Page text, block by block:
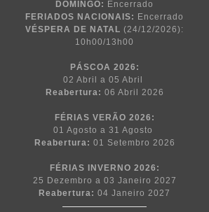
DOMINGO: Encerrado
FERIADOS NACIONAIS: Encerrado
VÉSPERA DE NATAL (24/12/2026):
10h00/13h00
PÁSCOA 2026:
02 Abril a 05 Abril
Reabertura: 06 Abril 2026
FÉRIAS VERÃO 2026:
01 Agosto a 31 Agosto
Reabertura: 01 Setembro 2026
FÉRIAS INVERNO 2026:
25 Dezembro a 03 Janeiro 2027
Reabertura: 04 Janeiro 2027